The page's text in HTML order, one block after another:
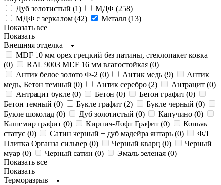
Дуб золотистый (1) МДФ (258)
МДФ с зеркалом (42) Металл (13)
Показать все
Показать
Внешняя отделка
MDF 10 мм орех грецкий без патины, стеклопакет ковка
(0) RAL 9003 MDF 16 мм влагостойкая (0)
Антик белое золото Ф-2 (0) Антик медь (9)
Антик
медь, Бетон темный (0) Антик серебро (2) Антрацит (0)
Антрацит букле (0) Бетон (0) Бетон графит (0)
Бетон темный (0) Букле графит (2) Букле черный (0)
Букле шоколад (0) Дуб золотистый (0) Капучино (0)
Кашемир графит (0) Кирпич-Лофт Графит (0)
Коньяк
статус (0) Сатин черный + дуб мадейра янтарь (0)
ФЛ
Плитка Органза сильвер (0) Черный кварц (0)
Черный
муар (0) Черный сатин (0) Эмаль зеленая (0)
Показать все
Показать
Терморазрыв